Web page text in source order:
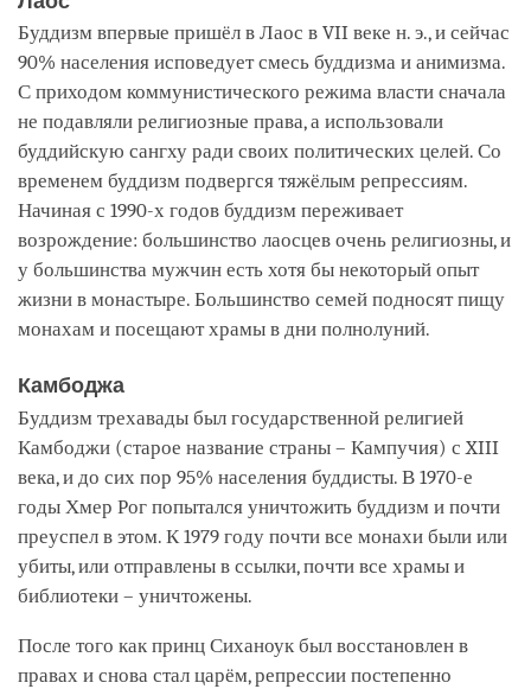
Буддизм впервые пришёл в Лаос в VII веке н. э., и сейчас
90% населения исповедует смесь буддизма и анимизма.
С приходом коммунистического режима власти сначала
не подавляли религиозные права, а использовали
буддийскую сангху ради своих политических целей. Со
временем буддизм подвергся тяжёлым репрессиям.
Начиная с 1990-х годов буддизм переживает
возрождение: большинство лаосцев очень религиозны, и
у большинства мужчин есть хотя бы некоторый опыт
жизни в монастыре. Большинство семей подносят пищу
монахам и посещают храмы в дни полнолуний.
Камбоджа
Буддизм трехавады был государственной религией
Камбоджи (старое название страны – Кампучия) с XIII
века, и до сих пор 95% населения буддисты. В 1970-е
годы Хмер Рог попытался уничтожить буддизм и почти
преуспел в этом. К 1979 году почти все монахи были или
убиты, или отправлены в ссылки, почти все храмы и
библиотеки – уничтожены.
После того как принц Сиханоук был восстановлен в
правах и снова стал царём, репрессии постепенно